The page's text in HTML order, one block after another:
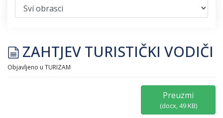
document
ZAHTJEV TURISTIČKI VODIČI
Objavljeno u TURIZAM
Preuzmi
(docx,49 KB)